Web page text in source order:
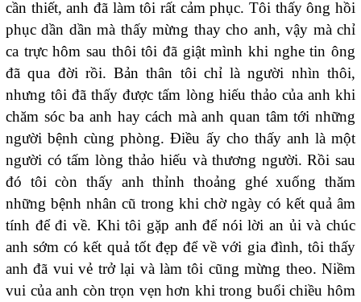
cần thiết, anh đã làm tôi rất cảm phục. Tôi thấy ông hồi
phục dần dần mà thấy mừng thay cho anh, vậy mà chỉ
ca trực hôm sau thôi tôi đã giật mình khi nghe tin ông
đã qua đời rồi. Bản thân tôi chỉ là người nhìn thôi,
nhưng tôi đã thấy được tấm lòng hiếu thảo của anh khi
chăm sóc ba anh hay cách mà anh quan tâm tới những
người bệnh cùng phòng. Điều ấy cho thấy anh là một
người có tấm lòng thảo hiếu và thương người. Rồi sau
đó tôi còn thấy anh thỉnh thoảng ghé xuống thăm
những bệnh nhân cũ trong khi chờ ngày có kết quả âm
tính để đi về. Khi tôi gặp anh để nói lời an ủi và chúc
anh sớm có kết quả tốt đẹp để về với gia đình, tôi thấy
anh đã vui vẻ trở lại và làm tôi cũng mừng theo. Niềm
vui của anh còn trọn vẹn hơn khi trong buổi chiều hôm